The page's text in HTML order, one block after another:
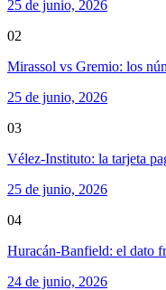
25 de junio, 2026
02
Mirassol vs Gremio: los
25 de junio, 2026
03
Vélez-Instituto: la tarjeta
25 de junio, 2026
04
Huracán-Banfield: el dato
24 de junio, 2026